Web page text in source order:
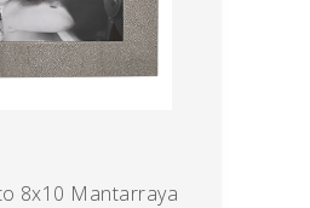
8x10 Mantarraya